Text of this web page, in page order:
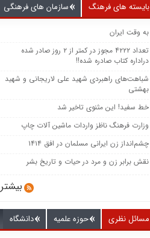
بایسته های فرهنگ سازمان های فرهنگی
به وقت ایران
تعداد ۴۲۲۲ مجوز در کمتر از ۲ روز صادر شده
دراداره کتاب صادره شده!!
شباهت‌های راهبردی شهید علی لاریجانی و شهید
بهشتی
خط سفید! این مثنوی تاخیر شد
وزارت فرهنگ ناظز واردات ماشین‌ آلات چاپ
چشم‌انداز زن ایرانی مسلمان در افق ۱۴۱۴
نقش برابر زن و مرد در حیات و تاریخ بشر
بیشتر
مسائل نظری حوزه علمیه دانشگاه